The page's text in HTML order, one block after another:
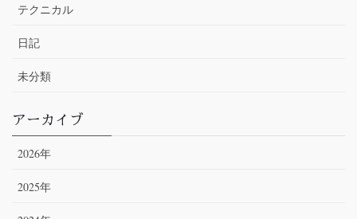
テクニカル
日記
未分類
アーカイブ
2026年
2025年